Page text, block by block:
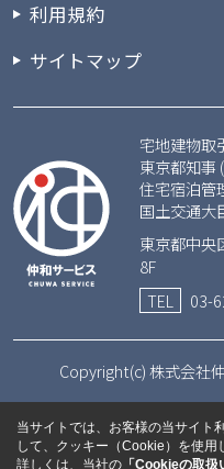
利用規約
サイトマップ
宅地建物取
東京都知事
住宅宿泊管
国土交通大
東京都中央
8F
TEL
03-
Copyright(c) 株式会社
当サイトでは、お客様の当サイト
して、クッキー（Cookie）を使用
詳しくは、当社の 「Cookieの取扱